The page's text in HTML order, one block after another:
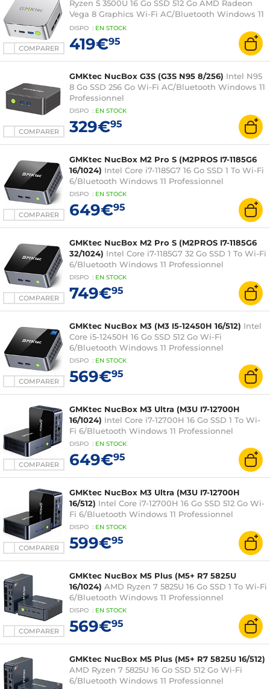
COMPARER
Ryzen 5 3500U 16 Go SSD 512 Go AMD Radeon
Vega 8 Graphics Wi-Fi AC/Bluetooth Windows 11
Professionnel
DISPO : EN STOCK
419€95
COMPARER
GMKtec NucBox G3S (G3S N95 8/256) Intel N95
8 Go SSD 256 Go Wi-Fi AC/Bluetooth Windows 11
Professionnel
DISPO : EN STOCK
329€95
COMPARER
GMKtec NucBox M2 Pro S (M2PROS I7-1185G6
16/1024) Intel Core i7-1185G7 16 Go SSD 1 To Wi-Fi
6/Bluetooth Windows 11 Professionnel
DISPO : EN STOCK
649€95
COMPARER
GMKtec NucBox M2 Pro S (M2PROS I7-1185G6
32/1024) Intel Core i7-1185G7 32 Go SSD 1 To Wi-Fi
6/Bluetooth Windows 11 Professionnel
DISPO : EN STOCK
749€95
COMPARER
GMKtec NucBox M3 (M3 I5-12450H 16/512) Intel
Core i5-12450H 16 Go SSD 512 Go Wi-Fi
6/Bluetooth Windows 11 Professionnel
DISPO : EN STOCK
569€95
COMPARER
GMKtec NucBox M3 Ultra (M3U I7-12700H
16/1024) Intel Core i7-12700H 16 Go SSD 1 To Wi-
Fi 6/Bluetooth Windows 11 Professionnel
DISPO : EN STOCK
649€95
COMPARER
GMKtec NucBox M3 Ultra (M3U I7-12700H
16/512) Intel Core i7-12700H 16 Go SSD 512 Go Wi-
Fi 6/Bluetooth Windows 11 Professionnel
DISPO : EN STOCK
599€95
COMPARER
GMKtec NucBox M5 Plus (M5+ R7 5825U
16/1024) AMD Ryzen 7 5825U 16 Go SSD 1 To Wi-Fi
6/Bluetooth Windows 11 Professionnel
DISPO : EN STOCK
569€95
GMKtec NucBox M5 Plus (M5+ R7 5825U 16/512)
AMD Ryzen 7 5825U 16 Go SSD 512 Go Wi-Fi
6/Bluetooth Windows 11 Professionnel